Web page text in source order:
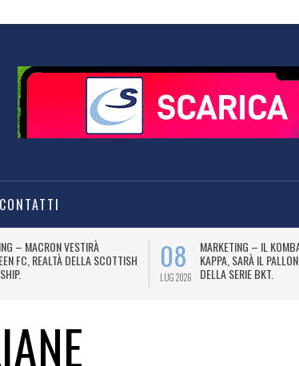
CONTATTI
– MACRON VESTIRÀ
FC, REALTÀ DELLA SCOTTISH
08
LUG 2026
MARKETING – IL
KAPPA, SARÀ IL
DELLA SERIE BKT.